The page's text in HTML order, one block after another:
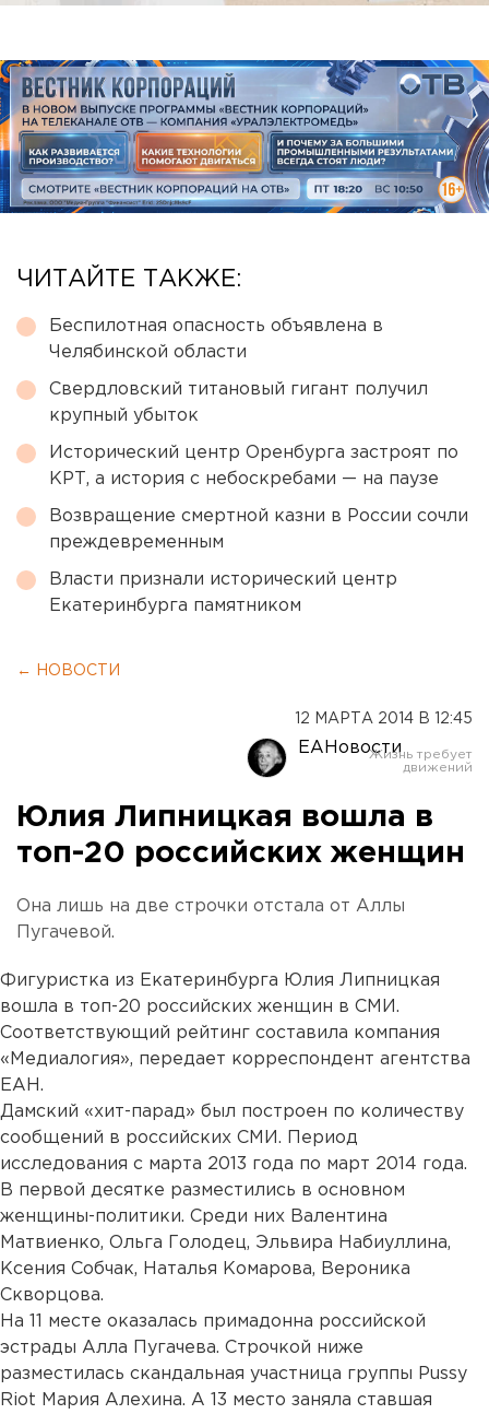
ЧИТАЙТЕ ТАКЖЕ:
Беспилотная опасность объявлена в
Челябинской области
Свердловский титановый гигант получил
крупный убыток
Исторический центр Оренбурга застроят по
КРТ, а история с небоскребами — на паузе
Возвращение смертной казни в России сочли
преждевременным
Власти признали исторический центр
Екатеринбурга памятником
← НОВОСТИ
12 МАРТА 2014 В 12:45
ЕАНовости
Юлия Липницкая вошла в
топ-20 российских женщин
Она лишь на две строчки отстала от Аллы
Пугачевой.
Фигуристка из Екатеринбурга Юлия Липницкая
вошла в топ-20 российских женщин в СМИ.
Соответствующий рейтинг составила компания
«Медиалогия», передает корреспондент агентства
ЕАН.
Дамский «хит-парад» был построен по количеству
сообщений в российских СМИ. Период
исследования с марта 2013 года по март 2014 года.
В первой десятке разместились в основном
женщины-политики. Среди них Валентина
Матвиенко, Ольга Голодец, Эльвира Набиуллина,
Ксения Собчак, Наталья Комарова, Вероника
Скворцова.
На 11 месте оказалась примадонна российской
эстрады Алла Пугачева. Строчкой ниже
разместилась скандальная участница группы Pussy
Riot Мария Алехина. А 13 место заняла ставшая